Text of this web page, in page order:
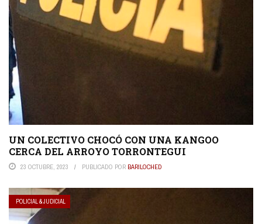
UN COLECTIVO CHOCÓ CON UNA KANGOO
CERCA DEL ARROYO TORRONTEGUI
23 OCTUBRE, 2023 PUBLICADO POR BARILOCHED
POLICIAL & JUDICIAL